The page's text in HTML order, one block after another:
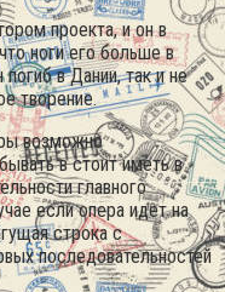
проекта, и он в
ноги его больше в
в Дании, так и не
творение.
возможно
в стоит иметь в
главного
если опера идет на
строка с
последовательностей